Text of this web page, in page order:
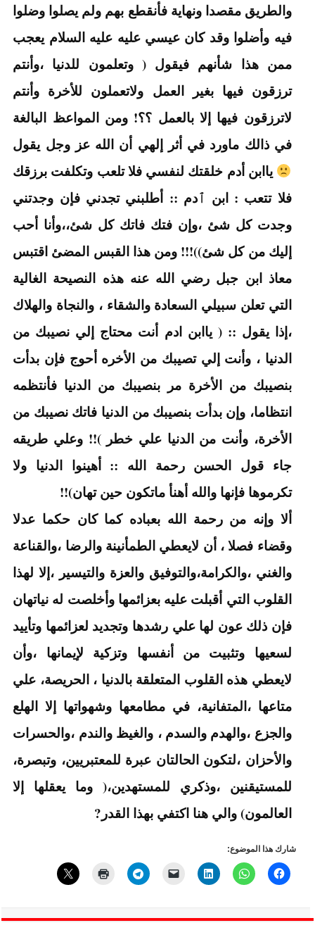
والطريق مقصدا ونهاية فأنقطع بهم ولم يصلوا وضلوا
فيه وأضلوا وقد كان عيسي عليه عليه السلام يعجب
ممن هذا شأنهم فيقول ( وتعلمون للدنيا ،وأنتم
ترزقون فيها بغير العمل ولاتعملون للأخرة وأنتم
لاترزقون فيها إلا بالعمل ؟؟! ومن المواعظ البالغة
في ذالك ماورد في أثر إلهي أن الله عز وجل يقول
ياابن أدم خلقتك لنفسي فلا تلعب وتكلفت برزقك
فلا تتعب : ابن ٱدم :: أطلبني تجدني فإن وجدتني
وجدت كل شئ ،وإن فتك فاتك كل شئ،،وأنا أحب
إليك من كل شئ))!!! ومن هذا القبس المضئ اقتبس
معاذ ابن جبل رضي الله عنه هذه النصيحة الغالية
التي تعلن سبيلي السعادة والشقاء ، والنجاة والهلاك
،إذا يقول :: ( ياابن ادم أنت محتاج إلي نصيبك من
الدنيا ، وأنت إلي تصيبك من الأخره أحوج فإن بدأت
بنصيبك من الأخرة مر بنصيبك من الدنيا فأنتظمه
انتظاما، وإن بدأت بنصيبك من الدنيا فاتك نصيبك من
الأخرة، وأنت من الدنيا علي خطر )!! وعلي طريقه
جاء قول الحسن رحمة الله :: أهينوا الدنيا ولا
تكرموها فإنها والله أهنأ ماتكون حين تهان)!!
ألا وإنه من رحمة الله بعباده كما كان حكما عدلا
وقضاء فصلا ، أن لايعطي الطمأنينة والرضا ،والقناعة
والغني ،والكرامة،والتوفيق والعزة والتيسير ،إلا لهذا
القلوب التي أقبلت عليه بعزائمها وأخلصت له نياتهان
فإن ذلك عون لها علي رشدها وتجديد لعزائمها وتأييد
لسعيها وتثبيت من أنفسها وتزكية لإيمانها ،وأن
لايعطي هذه القلوب المتعلقة بالدنيا ، الحريصة، علي
متاعها ،المتفانية، في مطامعها وشهواتها إلا الهلع
والجزع ،والهدم والسدم ، والغيظ والندم ،والحسرات
والأحزان ،لتكون الحالتان عبرة للمعتبريين، وتبصرة،
للمستيقنين ،وذكري للمستهدين،( وما يعقلها إلا
العالمون) والي هنا اكتفي بهذا القدر?
شارك هذا الموضوع: